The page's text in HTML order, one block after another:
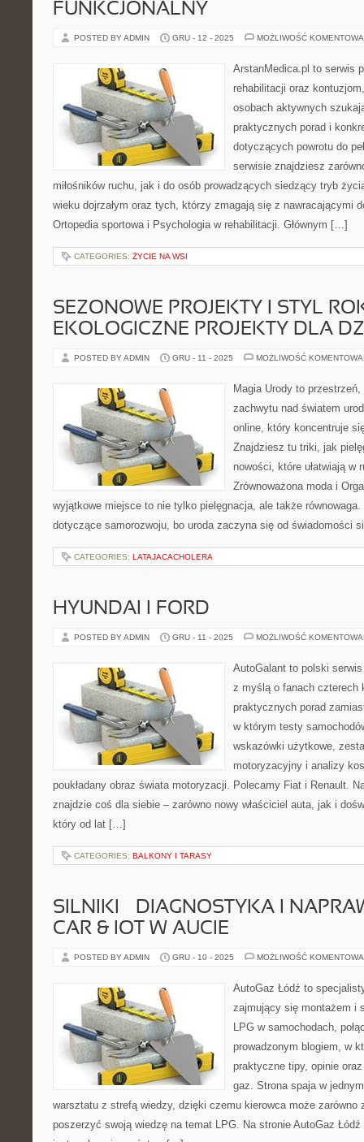
FUNKCJONALNY
POSTED BY ADMIN GRU - 12 - 2025 MOŻLIWOŚĆ
ArstanMedica.pl to serwis
rehabilitacji oraz
osobach aktywnych
praktycznych porad i
dotyczących powrotu do
serwisie znajdziesz
miłośników ruchu, jak i do osób prowadzących siedzący tryb
wieku dojrzałym oraz tych, którzy zmagają się z nawracającymi
Ortopedia sportowa i Psychologia w rehabilitacji. Głównym […]
CATEGORIES: ŻYCIE NA WSI
SEZONOWE PROJEKTY I STYL
EKOLOGICZNE PROJEKTY DLA
POSTED BY ADMIN GRU - 11 - 2025 MOŻLIWOŚĆ
Magia Urody to
zachwytu nad światem
online, który koncentruje
Znajdziesz tu triki, jak
nowości, które ułatwiają w
Zrównoważona moda i
wyjątkowe miejsce to nie tylko pielęgnacja, ale także
dotyczące samorozwoju, bo uroda zaczyna się od świadomości
CATEGORIES: LATAJACACHOLERA
HYUNDAI I FORD
POSTED BY ADMIN GRU - 11 - 2025 MOŻLIWOŚĆ
AutoGalant to polski
z myślą o fanach czterech
praktycznych porad
w którym testy
wskazówki użytkowe,
motoryzacyjny i analizy
poukładany obraz świata motoryzacji. Polecamy Fiat i Renault.
znajdzie coś dla siebie – zarówno nowy właściciel auta, jak i
który od lat […]
CATEGORIES: BALKONY I TARASY
SILNIKI – DIAGNOSTYKA I
CAR & IOT W AUCIE
POSTED BY ADMIN GRU - 10 - 2025 MOŻLIWOŚĆ
AutoGaz Łódź to
zajmujący się montażem i
LPG w samochodach,
prowadzonym blogiem, w
praktyczne tipy, opinie
gaz. Strona spaja w
warsztatu z strefą wiedzy, dzięki czemu kierowca może zarówno
poszerzyć swoją wiedzę na temat LPG. Na stronie AutoGaz